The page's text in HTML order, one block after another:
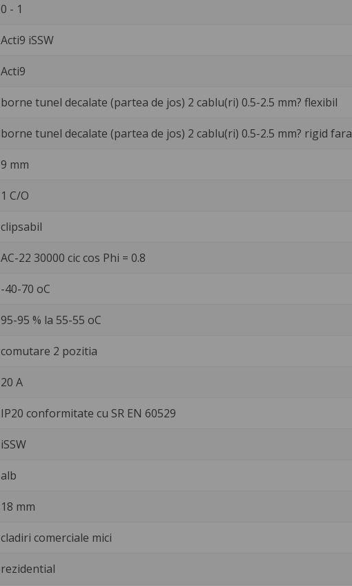
0 - 1
Acti9 iSSW
Acti9
borne tunel decalate (partea de jos) 2 cablu(ri) 0.5-2.5 mm? flexibil
borne tunel decalate (partea de jos) 2 cablu(ri) 0.5-2.5 mm? rigid fara
9 mm
1 C/O
clipsabil
AC-22 30000 cic cos Phi = 0.8
-40-70 oC
95-95 % la 55-55 oC
comutare 2 pozitia
20 A
IP20 conformitate cu SR EN 60529
iSSW
alb
18 mm
cladiri comerciale mici
rezidential